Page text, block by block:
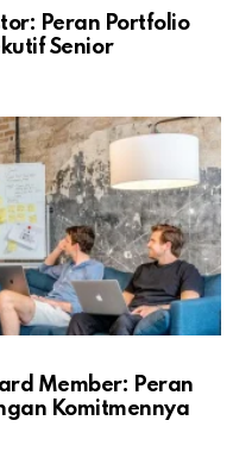
Peran Portfolio
Senior
Member: Peran
Komitmennya